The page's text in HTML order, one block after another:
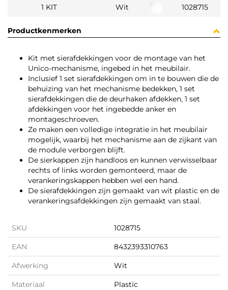
1 KIT
Wit 1028715
Productkenmerken
Kit met sierafdekkingen voor de montage van het
Unico-mechanisme, ingebed in het meubilair.
Inclusief 1 set sierafdekkingen om in te bouwen die de
behuizing van het mechanisme bedekken, 1 set
sierafdekkingen die de deurhaken afdekken, 1 set
afdekkingen voor het ingebedde anker en
montageschroeven.
Ze maken een volledige integratie in het meubilair
mogelijk, waarbij het mechanisme aan de zijkant van
de module verborgen blijft.
De sierkappen zijn handloos en kunnen verwisselbaar
rechts of links worden gemonteerd, maar de
verankeringskappen hebben wel een hand.
De sierafdekkingen zijn gemaakt van wit plastic en de
verankeringsafdekkingen zijn gemaakt van staal.
SKU 1028715
EAN 8432393310763
Afwerking Wit
Materiaal Plastic